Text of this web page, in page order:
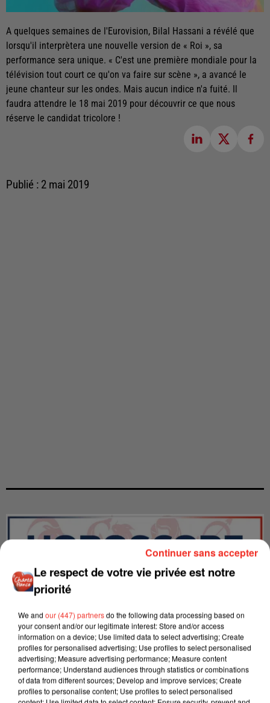
A quelques semaines de l'Eurovision, Bilal Hassani a révélé que
lorsqu'il interprètera une nouvelle version de « Roi », sa
performance sera unique. « C'est une première mondiale pour la
télévision tout court ce qu'on va faire sur scène », a avancé le
jeune chanteur sur les ondes. Mais aucun indice n'a fuité. Il
faudra attendre le 18 mai 2019 pour découvrir ce que nous
réserve le candidat tricolore !
Publié : 2 mai 2019
LES INTERVIEWS CHANTE
FRANCE
Voir plus
Le respect de votre vie privée est notre
priorité
We and our (447) partnersdo the following data processing based on
your consent and/or our legitimate interest: Store and/or access
information on a device; Use limited data to select advertising; Create
profiles for personalised advertising; Use profiles to select personalised
advertising; Measure advertising performance; Measure content
performance; Understand audiences through statistics or combinations
of data from different sources; Develop and improve services; Create
profiles to personalise content; Use profiles to select personalised
Continuer sans accepter